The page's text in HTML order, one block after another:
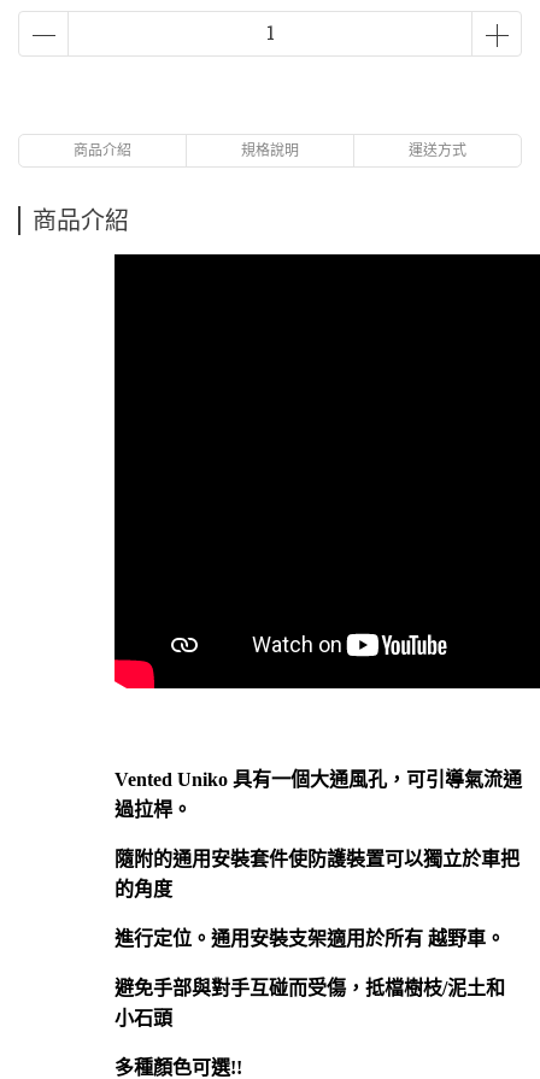
商品介紹 規格說明 運送方式
商品介紹
Vented Uniko 具有一個大通風孔，可引導氣流通
過拉桿。
隨附的通用安裝套件使防護裝置可以獨立於車把
的角度
進行定位。通用安裝支架適用於所有 越野車。
避免手部與對手互碰而受傷，抵檔樹枝/泥土和
小石頭
多種顏色可選!!